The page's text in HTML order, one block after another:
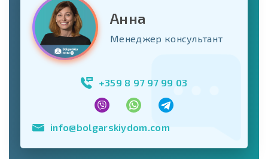
Анна
Менеджер консультант
+359 8 97 97 99 03
info@bolgarskiydom.com